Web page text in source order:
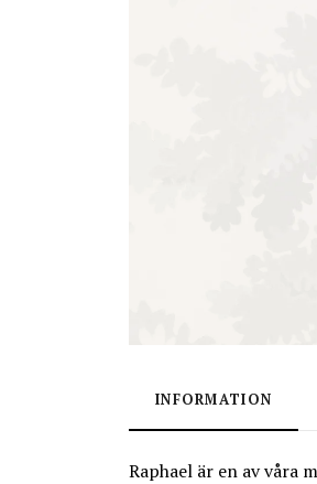
INFORMATION
Raphael är en av